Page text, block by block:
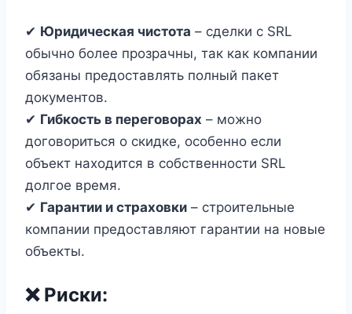
✔ Юридическая чистота – сделки с SRL
обычно более прозрачны, так как компании
обязаны предоставлять полный пакет
документов.
✔ Гибкость в переговорах – можно
договориться о скидке, особенно если
объект находится в собственности SRL
долгое время.
✔ Гарантии и страховки – строительные
компании предоставляют гарантии на новые
объекты.
❌ Риски: